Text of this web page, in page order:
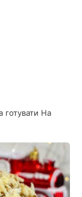
готувати На